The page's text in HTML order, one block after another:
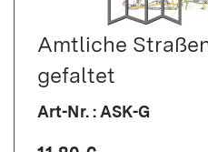
Amtliche
gefaltet
Art-Nr. : ASK-G